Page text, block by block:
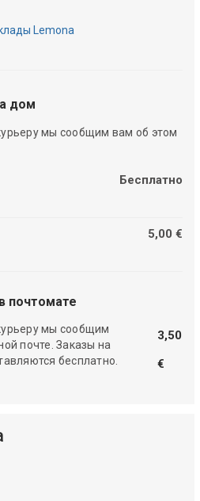
Lemona
дом
мы сообщим вам об этом
Бесплатно
5,00 €
почтомате
мы сообщим
почте. Заказы на
бесплатно.
3,50
€